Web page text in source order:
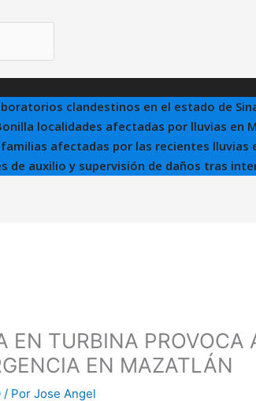
clandestinos en el estado de
localidades afectadas por lluvias en
familias afectadas por las recientes
de auxilio y supervisión de daños tras
EN TURBINA PROVOCA
EN MAZATLÁN
/ PorJose Angel